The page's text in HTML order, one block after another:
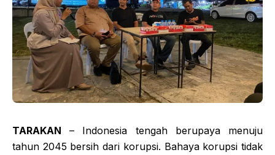
TARAKAN – Indonesia tengah berupaya menuju
tahun 2045 bersih dari korupsi. Bahaya korupsi tidak